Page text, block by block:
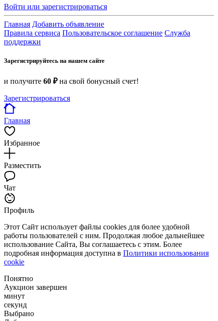
Войти или зарегистрироваться
Главная Добавить объявление
Правила сервиса Пользовательское соглашение Служба
поддержки
Зарегистрируйтесь на нашем сайте
и получите 60 ₽на свой бонусный счет!
Зарегистрироваться
Главная
Избранное
Разместить
Чат
Профиль
Этот Сайт использует файлы cookies для более удобной
работы пользователей с ним. Продолжая любое дальнейшее
использование Сайта, Вы соглашаетесь с этим. Более
подробная информация доступна в Политики использования
cookie
Понятно
Аукцион завершен
минут
секунд
Выбрано